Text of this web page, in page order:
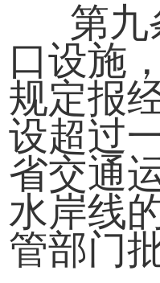
第
口设施
规定报
设超过
省交通
水岸线
管部门